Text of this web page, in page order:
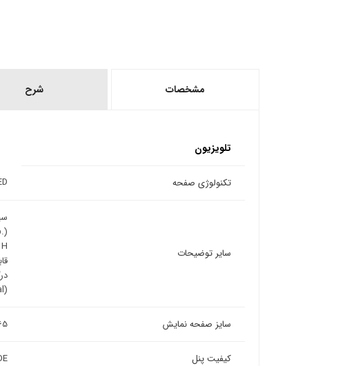
مشخصات شرح
تلویزیون
تکنولوژی صفحه
سایر توضیحات
(SPDIF/Optical)
سایز صفحه نمایش 65
کیفیت پنل